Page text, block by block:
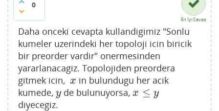
0
En İyi Cevap
Daha onceki cevapta kullandigimiz "Sonlu
kumeler uzerindeki her topoloji icin biricik
bir preorder vardir" onermesinden
yararlanacagiz. Topolojiden preordera
gitmek icin, x
x in bulundugu her acik
kumede, y
y de bulunuyorsa,x ≤ y
x≤ y
diyecegiz.